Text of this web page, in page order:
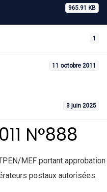
965.91 KB
1
11 octobre 2011
3 juin 2025
N°888
MEF portant approbation
postaux autorisées.